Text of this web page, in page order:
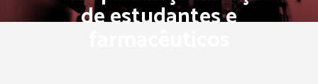
de estudantes e